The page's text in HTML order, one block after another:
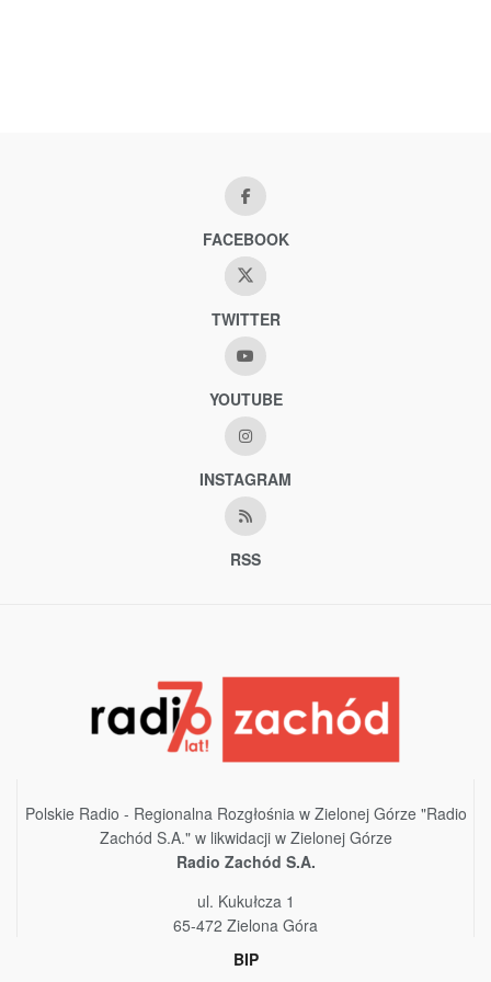
FACEBOOK
TWITTER
YOUTUBE
INSTAGRAM
RSS
Polskie Radio - Regionalna Rozgłośnia w Zielonej Górze "Radio
Zachód S.A." w likwidacji w Zielonej Górze
Radio Zachód S.A.
ul. Kukułcza 1
65-472 Zielona Góra
BIP